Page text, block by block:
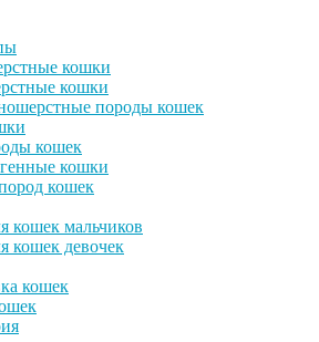
кошки
кошки
породы кошек
кошек
кошки
кошек
кошек мальчиков
кошек девочек
кошек